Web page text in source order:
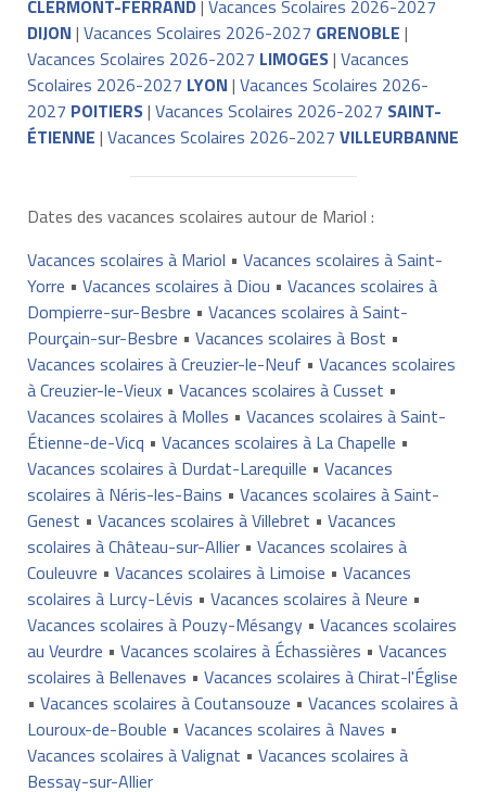
CLERMONT-FERRAND| Vacances Scolaires 2026-2027
DIJON | Vacances Scolaires 2026-2027 GRENOBLE |
Vacances Scolaires 2026-2027 LIMOGES| Vacances
Scolaires 2026-2027 LYON | Vacances Scolaires 2026-
2027 POITIERS| Vacances Scolaires 2026-2027 SAINT-
ÉTIENNE | Vacances Scolaires 2026-2027 VILLEURBANNE
Dates des vacances scolaires autour de Mariol :
Vacances scolaires à Mariol • Vacances scolaires à Saint-
Yorre • Vacances scolaires à Diou • Vacances scolaires à
Dompierre-sur-Besbre • Vacances scolaires à Saint-
Pourçain-sur-Besbre • Vacances scolaires à Bost •
Vacances scolaires à Creuzier-le-Neuf • Vacances scolaires
à Creuzier-le-Vieux• Vacances scolaires à Cusset •
Vacances scolaires à Molles • Vacances scolaires à Saint-
Étienne-de-Vicq • Vacances scolaires à La Chapelle •
Vacances scolaires à Durdat-Larequille • Vacances
scolaires à Néris-les-Bains • Vacances scolaires à Saint-
Genest • Vacances scolaires à Villebret • Vacances
scolaires à Château-sur-Allier• Vacances scolaires à
Couleuvre • Vacances scolaires à Limoise • Vacances
scolaires à Lurcy-Lévis • Vacances scolaires à Neure •
Vacances scolaires à Pouzy-Mésangy• Vacances scolaires
au Veurdre • Vacances scolaires à Échassières • Vacances
scolaires à Bellenaves • Vacances scolaires à Chirat-l'Église
• Vacances scolaires à Coutansouze • Vacances scolaires à
Louroux-de-Bouble • Vacances scolaires à Naves •
Vacances scolaires à Valignat • Vacances scolaires à
Bessay-sur-Allier